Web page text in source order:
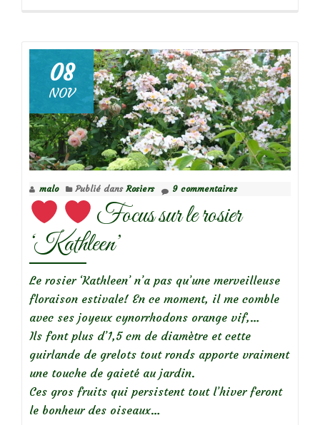
Focus
sur
le
rosier
‘Opalia’
08
NOV
malo Publié dans Rosiers 9 commentaires
Focus sur le rosier
‘Kathleen’
Le rosier ‘Kathleen’ n’a pas qu’une merveilleuse
floraison estivale! En ce moment, il me comble
avec ses joyeux cynorrhodons orange vif,…
Ils font plus d’1,5 cm de diamètre et cette
guirlande de grelots tout ronds apporte vraiment
une touche de gaieté au jardin.
Ces gros fruits qui persistent tout l’hiver feront
le bonheur des oiseaux…